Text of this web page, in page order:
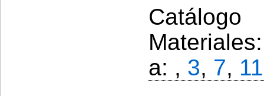
a: , 3, 7, 11